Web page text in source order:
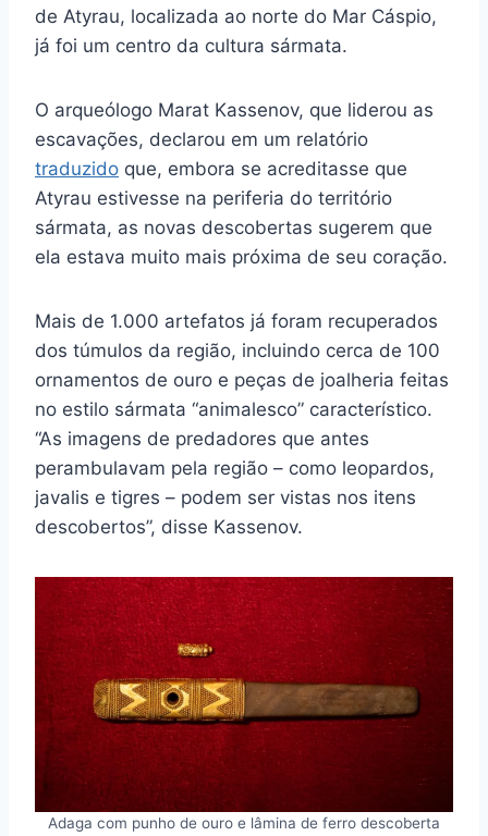
de Atyrau, localizada ao norte do Mar Cáspio,
já foi um centro da cultura sármata.
O arqueólogo Marat Kassenov, que liderou as
escavações, declarou em um relatório
traduzido que, embora se acreditasse que
Atyrau estivesse na periferia do território
sármata, as novas descobertas sugerem que
ela estava muito mais próxima de seu coração.
Mais de 1.000 artefatos já foram recuperados
dos túmulos da região, incluindo cerca de 100
ornamentos de ouro e peças de joalheria feitas
no estilo sármata “animalesco” característico.
“As imagens de predadores que antes
perambulavam pela região – como leopardos,
javalis e tigres – podem ser vistas nos itens
descobertos”, disse Kassenov.
Adaga com punho de ouro e lâmina de ferro descoberta